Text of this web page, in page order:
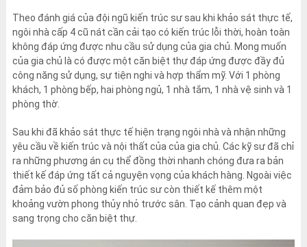
Theo đánh giá của đội ngũ kiến trúc sư sau khi khảo sát thực tế,
ngôi nhà cấp 4 cũ nát cần cải tạo có kiến trúc lỗi thời, hoàn toàn
không đáp ứng được nhu cầu sử dụng của gia chủ. Mong muốn
của gia chủ là có được một căn biệt thự đáp ứng được đầy đủ
công năng sử dụng, sự tiện nghi và hợp thẩm mỹ. Với 1 phòng
khách, 1 phòng bếp, hai phòng ngủ, 1 nhà tắm, 1 nhà vệ sinh và 1
phòng thờ.
Sau khi đã khảo sát thực tế hiện trạng ngôi nhà và nhận những
yêu cầu về kiến trúc và nội thất của của gia chủ. Các kỹ sư đã chỉ
ra những phương án cụ thể đồng thời nhanh chóng đưa ra bản
thiết kế đáp ứng tất cả nguyện vọng của khách hàng. Ngoài việc
đảm bảo đủ số phòng kiến trúc sư còn thiết kế thêm một
khoảng vườn phong thủy nhỏ trước sân. Tạo cảnh quan đẹp và
sang trọng cho căn biệt thự.